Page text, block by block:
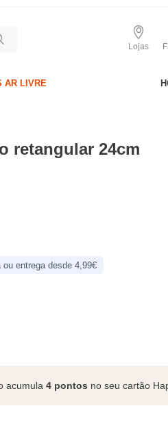
Lojas
AR LIVRE
retangular 24cm
entrega desde 4,99€
acumula4 pontos no seu cartão